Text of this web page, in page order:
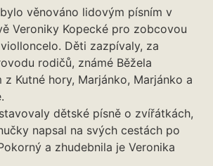
věnováno lidovým písním v
Veroniky Kopecké pro zobcovou
Děti zazpívaly, za
rodičů, známé Běžela
z Kutné hory, Marjánko, Marjánko a
dětské písně o zvířátkách,
napsal na svých cestách po
a zhudebnila je Veronika